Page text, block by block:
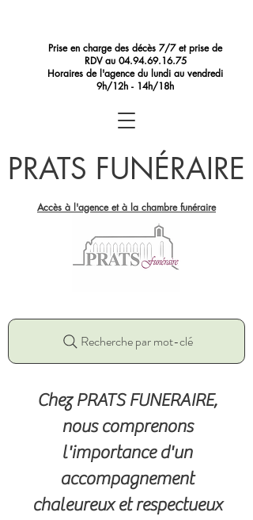
Prise en charge des décès 7/7 et prise de
RDV au 04.94.69.16.75
Horaires de l'agence du lundi au vendredi
9h/12h - 14h/18h
Accès à l'agence et à la chambre funéraire
PRATS FUNÉRAIRE
Recherche par mot-clé
Chez PRATS FUNERAIRE,
nous comprenons
l'importance d'un
accompagnement
chaleureux et respectueux